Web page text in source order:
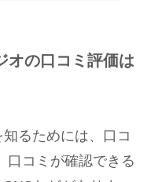
オの口コミ評価は
るためには、口コ
口コミが確認できる